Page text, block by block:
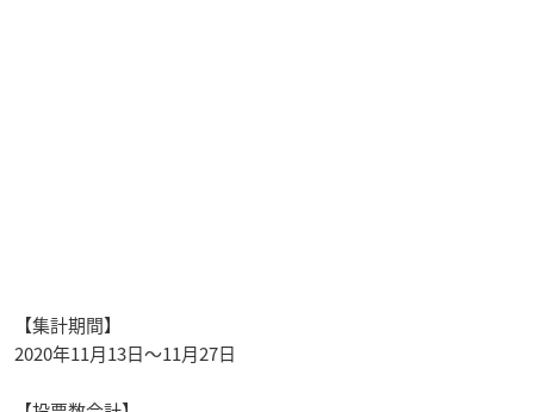
【集計期間】
2020年11月13日～11月27日